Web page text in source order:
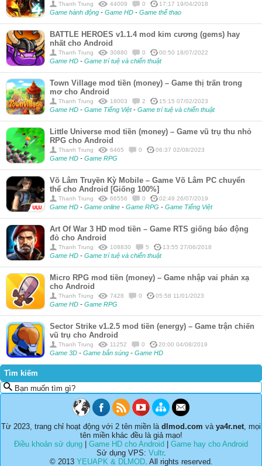
Thanh Trung 44009 0 17:17 19/04/2018
Game hành động - Game HD - Game thể thao
BATTLE HEROES v1.1.4 mod kim cương (gems) hay
nhất cho Android
Thanh Trung 30880 0 00:50 18/07/2022
Game HD - Game trí tuệ và chiến thuật
Town Village mod tiền (money) – Game thị trấn trong
mơ cho Android
Thanh Trung 18003 2 15:15 07/02/2023
Game HD - Game Tiếng Việt- Game trí tuệ và chiến thuật
Little Universe mod tiền (money) – Game vũ trụ thu nhỏ
RPG cho Android
Thanh Trung 6465 0 06:37 02/08/2023
Game HD - Game RPG
Võ Lâm Truyền Kỳ Mobile – Game Võ Lâm PC chuyển
thể cho Android [Giống 100%]
Thanh Trung 66556 0 02:49 26/07/2019
Game HD - Game online - Game RPG - Game Tiếng Việt
Art Of War 3 HD mod tiền – Game RTS giống báo động
đỏ cho Android
Thanh Trung 108830 5 13:55 27/06/2018
Game HD - Game trí tuệ và chiến thuật
Micro RPG mod tiền (money) – Game nhập vai phản xạ
cho Android
Thanh Trung 7428 0 05:58 11/01/2023
Game HD - Game RPG
Sector Strike v1.2.5 mod tiền (energy) – Game trận chiến
vũ trụ cho Android
Thanh Trung 11252 0 20:00 04/08/2019
Game 3D - Game bắn súng - Game HD
Tìm kiếm
Bạn muốn tìm gì?
Từ 2023, trang chỉ hoạt động với 2 tên miền là dlmod.com và ya4r.net, mọi
tên miền khác đều là giả mạo!
Điều khoản sử dụng
Game HD cho Android
Game hay cho Android
Sử dụng VPS: Vultr.
© 2013 YEUAPK & DLMOD. All rights reserved.